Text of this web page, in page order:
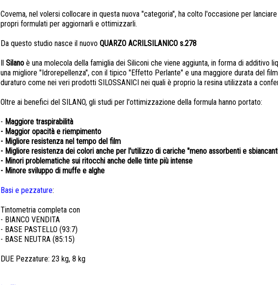
Covema, nel volersi collocare in questa nuova "categoria", ha colto l'occasione per
propri formulati per aggiornarli e ottimizzarli.
Da questo studio nasce il nuovo QUARZO ACRILSILANICO s.278
Silano è una molecola della famiglia dei Siliconi che viene aggiunta, in forma di additivo
una migliore "Idrorepellenza", con il tipico "Effetto Perlante" e una maggiore durata del
duraturo come nei veri prodotti SILOSSANICI nei quali è proprio la resina utilizzata a
Oltre ai benefici del SILANO, gli studi per l'ottimizzazione della formula hanno portato:
- Maggiore traspirabilità
- Maggior opacità e riempimento
- Migliore resistenza nel tempo del film
- Migliore resistenza dei colori anche per l'utilizzo di cariche "meno assorbenti e
- Minori problematiche sui ritocchi anche delle tinte più intense
- Minore sviluppo di muffe e alghe
Basi e pezzature:
Tintometria completa con
- BIANCO VENDITA
- BASE PASTELLO (93:7)
- BASE NEUTRA (85:15)
DUE Pezzature: 23 kg, 8 kg